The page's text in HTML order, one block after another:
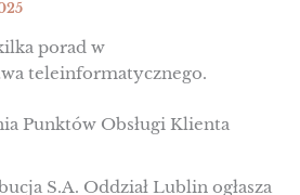
porad w
teleinformatycznego.
Punktów Obsługi Klienta
S.A. Oddział Lublin ogłasza